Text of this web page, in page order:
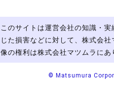
このサイトは運営会社の知識・
じた損害などに対して、株式会
像の権利は株式会社マツムラにあ
© Matsumura